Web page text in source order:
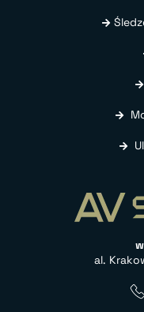
al.